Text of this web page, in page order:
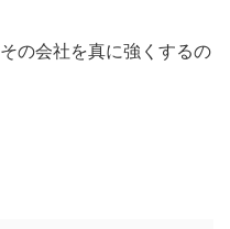
の会社を真に強くするの